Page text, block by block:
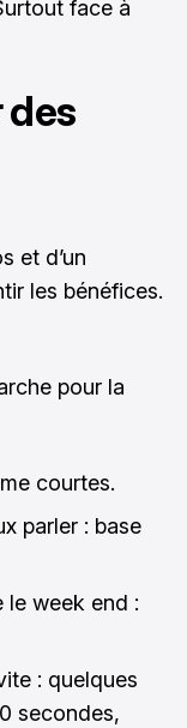
face à
et d’un
les bénéfices.
pour la
courtes.
parler : base
le week end :
: quelques
secondes,